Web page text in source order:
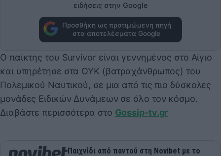
ειδήσεις στην Google
Προσθήκη ως προτιμώμενη πηγή
στα αποτελέσματα Google
Ο παίκτης του Survivor είναι γεννημένος στο Αίγιο
και υπηρέτησε στα ΟΥΚ (βατραχάνθρωπος) του
Πολεμικού Ναυτικού, σε μια από τις πιο δύσκολες
μονάδες Ειδικών Δυνάμεων σε όλο τον κόσμο.
Διαβάστε περισσότερα στο Gossip-tv.gr
Παιχνίδι από παντού στη Novibet με το